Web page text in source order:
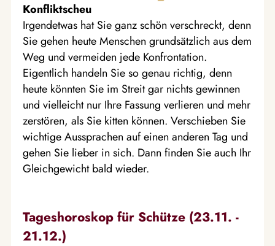
Konfliktscheu
Irgendetwas hat Sie ganz schön verschreckt, denn
Sie gehen heute Menschen grundsätzlich aus dem
Weg und vermeiden jede Konfrontation.
Eigentlich handeln Sie so genau richtig, denn
heute könnten Sie im Streit gar nichts gewinnen
und vielleicht nur Ihre Fassung verlieren und mehr
zerstören, als Sie kitten können. Verschieben Sie
wichtige Aussprachen auf einen anderen Tag und
gehen Sie lieber in sich. Dann finden Sie auch Ihr
Gleichgewicht bald wieder.
Tageshoroskop für Schütze (23.11. -
21.12.)